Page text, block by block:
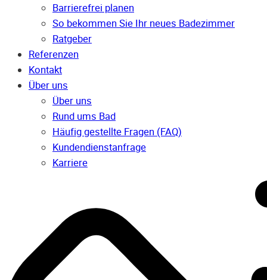
Barrierefrei planen
So bekommen Sie Ihr neues Badezimmer
Ratgeber
Referenzen
Kontakt
Über uns
Über uns
Rund ums Bad
Häufig gestellte Fragen (FAQ)
Kunden­dienst­anfrage
Karriere